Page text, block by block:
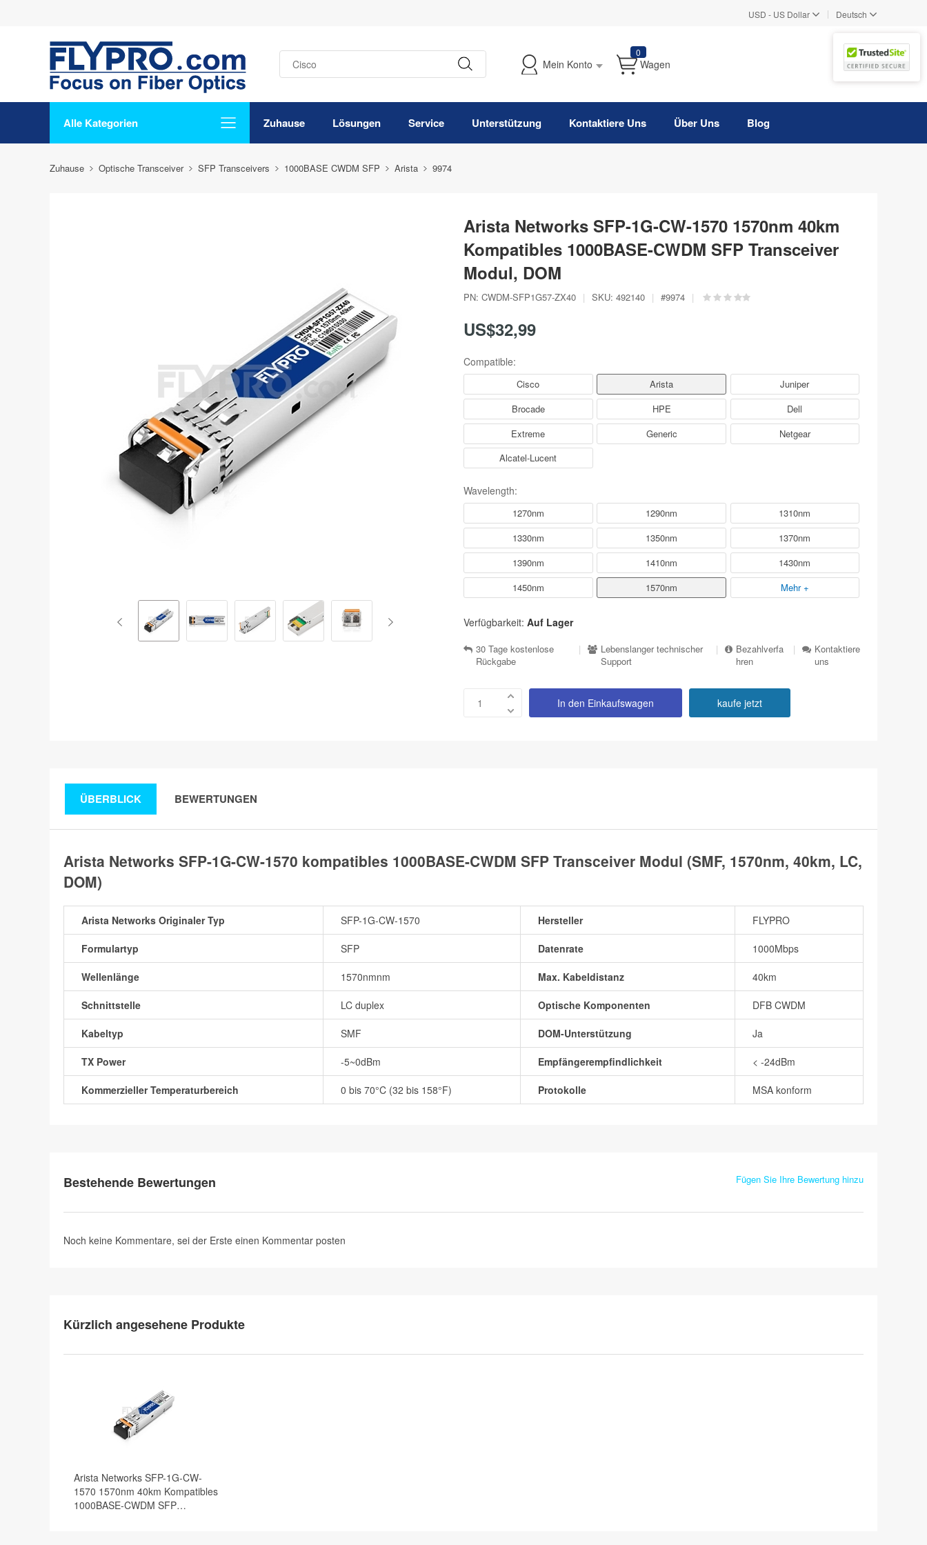
USD - US Dollar | Deutsch
Mein Konto
0
Wagen
Alle Kategorien Zuhause Lösungen Service Unterstützung Kontaktiere Uns Über Uns Blog
Zuhause Optische Transceiver SFP Transceivers 1000BASE CWDM SFP Arista 9974
Arista Networks SFP-1G-CW-1570 1570nm 40km
Kompatibles 1000BASE-CWDM SFP Transceiver
Modul, DOM
PN: CWDM-SFP1G57-ZX40 | SKU: 492140 | #9974 |
US$32,99
Compatible:
Cisco Arista
Juniper
Brocade
HPE
Dell
Extreme
Generic
Netgear
Alcatel-Lucent
Wavelength:
1270nm 1290nm
1310nm
1330nm
1350nm
1370nm
1390nm
1410nm
1430nm
1450nm
1570nm Mehr +
Verfügbarkeit: Auf Lager
30 Tage kostenlose
Rückgabe
|
Lebenslanger technischer
Support
|
Bezahlverfa
hren
|
Kontaktiere
uns
In den Einkaufswagen kaufe jetzt
ÜBERBLICK BEWERTUNGEN
Arista Networks SFP-1G-CW-1570 kompatibles 1000BASE-CWDM SFP Transceiver Modul (SMF, 1570nm, 40km, LC,
DOM)
Arista Networks Originaler Typ SFP-1G-CW-1570 Hersteller FLYPRO
Formulartyp SFP Datenrate 1000Mbps
Wellenlänge 1570nmnm Max. Kabeldistanz 40km
Schnittstelle LC duplex Optische Komponenten DFB CWDM
Kabeltyp SMF DOM-Unterstützung Ja
TX Power -5~0dBm Empfängerempfindlichkeit < -24dBm
Kommerzieller Temperaturbereich 0 bis 70°C (32 bis 158°F) Protokolle MSA konform
Bestehende Bewertungen Fügen Sie Ihre Bewertung hinzu
Noch keine Kommentare, sei der Erste einen Kommentar posten
Kürzlich angesehene Produkte
Arista Networks SFP-1G-CW-
1570 1570nm 40km Kompatibles
1000BASE-CWDM SFP